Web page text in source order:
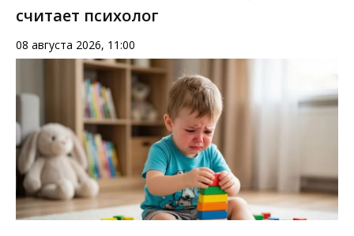
считает психолог
08 августа 2026, 11:00